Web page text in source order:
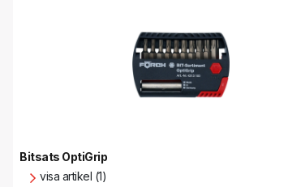
Bitsats OptiGrip
visa artikel (1)